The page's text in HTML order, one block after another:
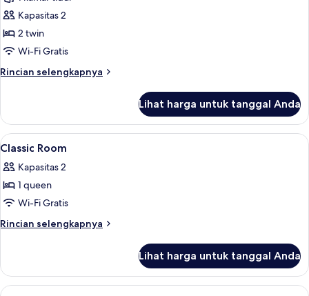
untuk
Kamar
Twin
Klasik
Kapasitas 2
2 twin
Wi-Fi Gratis
Rincian selengkapnya
Rincian
Kamar
Twin
Klasik
Lihat harga untuk tanggal Anda
Lihat
semua
foto
untuk
Classic
Room
Seprai premium, selimut bulu angsa,
6
Classic Room
Kapasitas 2
1 queen
Wi-Fi Gratis
Rincian selengkapnya
Rincian
Classic
Room
Lihat harga untuk tanggal Anda